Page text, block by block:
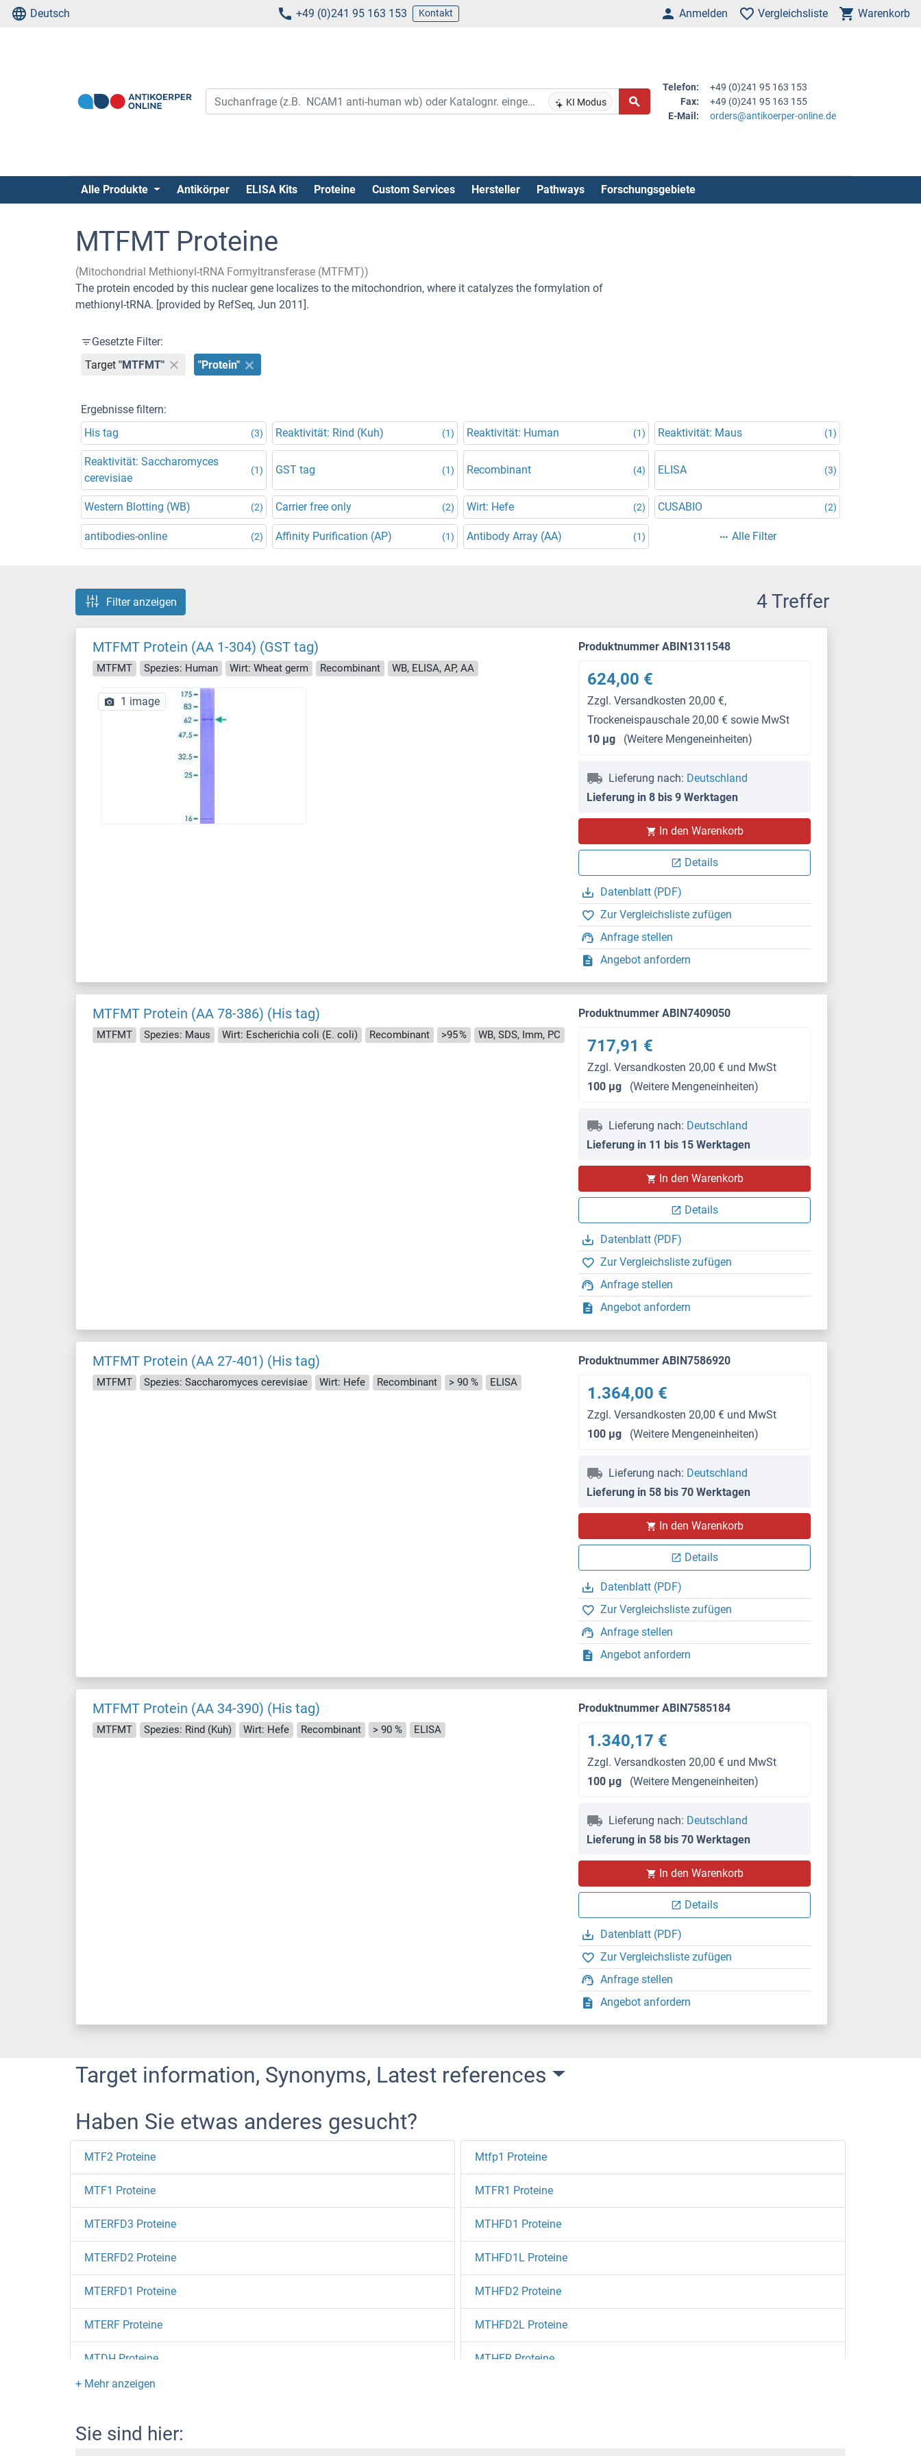
Deutsch +49 (0)241 95 163 153 Kontakt Anmelden Vergleichsliste Warenkorb
KI Modus
Telefon:
+49 (0)241 95 163 153
Fax:
+49 (0)241 95 163 155
E-Mail:
orders@antikoerper-online.de
Alle Produkte Antikörper ELISA Kits Proteine Custom Services Hersteller Pathways Forschungsgebiete
MTFMT Proteine
(Mitochondrial Methionyl-tRNA Formyltransferase (MTFMT))
The protein encoded by this nuclear gene localizes to the mitochondrion, where it catalyzes the formylation of
methionyl-tRNA. [provided by RefSeq, Jun 2011].
Gesetzte Filter:
Target "MTFMT" "Protein"
Ergebnisse filtern:
His tag
(3) Reaktivität: Rind (Kuh) (1) Reaktivität: Human (1) Reaktivität: Maus (1)
Reaktivität: Saccharomyces
cerevisiae
(1) GST tag (1) Recombinant (4) ELISA (3)
Western Blotting (WB) (2) Carrier free only (2) Wirt: Hefe (2) CUSABIO (2)
antibodies-online (2) Affinity Purification (AP) (1) Antibody Array (AA) (1) Alle Filter
Filter anzeigen 4 Treffer
MTFMT Protein (AA 1-304) (GST tag)
MTFMT Spezies: Human Wirt: Wheat germ Recombinant WB, ELISA, AP, AA
1 image
Produktnummer ABIN1311548
624,00 €
Zzgl. Versandkosten 20,00 €,
Trockeneispauschale 20,00 € sowie MwSt
10 μg
(Weitere Mengeneinheiten)
Lieferung nach: Deutschland
Lieferung in 8 bis 9 Werktagen
In den Warenkorb
Details
Datenblatt (PDF)
Zur Vergleichsliste zufügen
Anfrage stellen
Angebot anfordern
MTFMT Protein (AA 78-386) (His tag)
MTFMT Spezies: Maus Wirt: Escherichia coli (E. coli) Recombinant >95 % WB, SDS, Imm, PC
Produktnummer ABIN7409050
717,91 €
Zzgl. Versandkosten 20,00 € und MwSt
100 μg
(Weitere Mengeneinheiten)
Lieferung nach: Deutschland
Lieferung in 11 bis 15 Werktagen
In den Warenkorb
Details
Datenblatt (PDF)
Zur Vergleichsliste zufügen
Anfrage stellen
Angebot anfordern
MTFMT Protein (AA 27-401) (His tag)
MTFMT Spezies: Saccharomyces cerevisiae Wirt: Hefe Recombinant > 90 % ELISA
Produktnummer ABIN7586920
1.364,00 €
Zzgl. Versandkosten 20,00 € und MwSt
100 μg
(Weitere Mengeneinheiten)
Lieferung nach: Deutschland
Lieferung in 58 bis 70 Werktagen
In den Warenkorb
Details
Datenblatt (PDF)
Zur Vergleichsliste zufügen
Anfrage stellen
Angebot anfordern
MTFMT Protein (AA 34-390) (His tag)
MTFMT Spezies: Rind (Kuh) Wirt: Hefe Recombinant > 90 % ELISA
Produktnummer ABIN7585184
1.340,17 €
Zzgl. Versandkosten 20,00 € und MwSt
100 μg
(Weitere Mengeneinheiten)
Lieferung nach: Deutschland
Lieferung in 58 bis 70 Werktagen
In den Warenkorb
Details
Datenblatt (PDF)
Zur Vergleichsliste zufügen
Anfrage stellen
Angebot anfordern
Target information, Synonyms, Latest references
Haben Sie etwas anderes gesucht?
MTF2 Proteine
MTF1 Proteine
MTERFD3 Proteine
MTERFD2 Proteine
MTERFD1 Proteine
MTERF Proteine
MTDH Proteine
MTCP1 Proteine
MTCH2 Proteine
Mtfp1 Proteine
MTFR1 Proteine
MTHFD1 Proteine
MTHFD1L Proteine
MTHFD2 Proteine
MTHFD2L Proteine
MTHFR Proteine
Sie sind hier: